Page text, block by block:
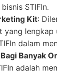
STIFIn.
Kit:
yang lengkap
dalam
Banyak
adalah